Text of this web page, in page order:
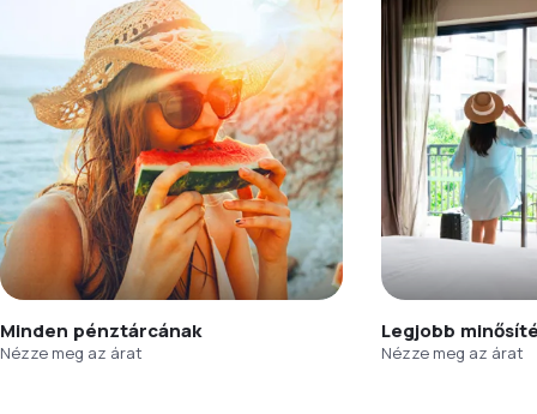
Minden pénztárcának
Nézze meg az árat
Legjobb
Nézze meg az árat